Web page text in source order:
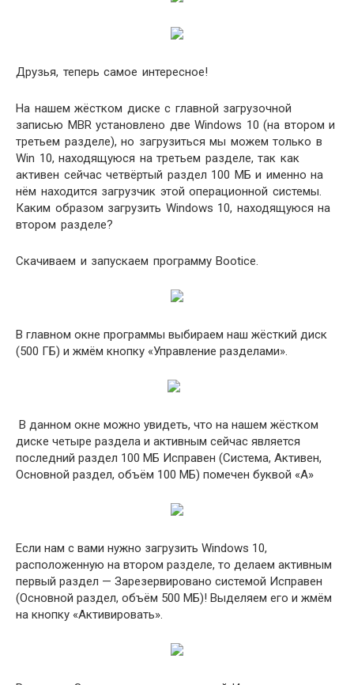
Друзья, теперь самое интересное!
На нашем жёстком диске с главной загрузочной
записью MBR установлено две Windows 10 (на втором и
третьем разделе), но загрузиться мы можем только в
Win 10, находящуюся на третьем разделе, так как
активен сейчас четвёртый раздел 100 МБ и именно на
нём находится загрузчик этой операционной системы.
Каким образом загрузить Windows 10, находящуюся на
втором разделе?
Скачиваем и запускаем программу Bootice.
В главном окне программы выбираем наш жёсткий диск
(500 ГБ) и жмём кнопку «Управление разделами».
В данном окне можно увидеть, что на нашем жёстком
диске четыре раздела и активным сейчас является
последний раздел 100 МБ Исправен (Система, Активен,
Основной раздел, объём 100 МБ) помечен буквой «А»
Если нам с вами нужно загрузить Windows 10,
расположенную на втором разделе, то делаем активным
первый раздел — Зарезервировано системой Исправен
(Основной раздел, объём 500 МБ)! Выделяем его и жмём
на кнопку «Активировать».